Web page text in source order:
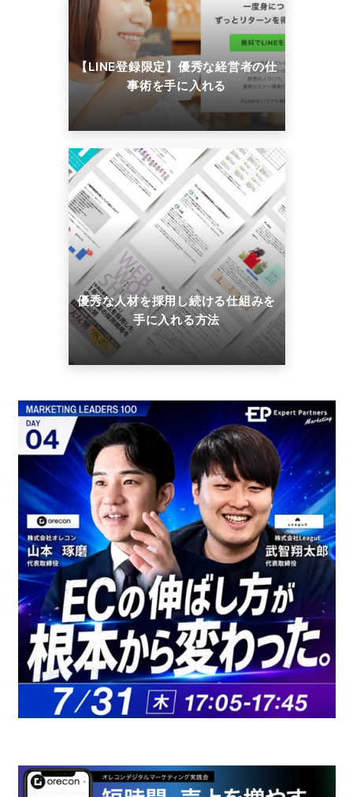
【LINE登録限定】優秀な経営者の仕
事術を手に入れる
優秀な人材を採用し続ける仕組みを
手に入れる方法